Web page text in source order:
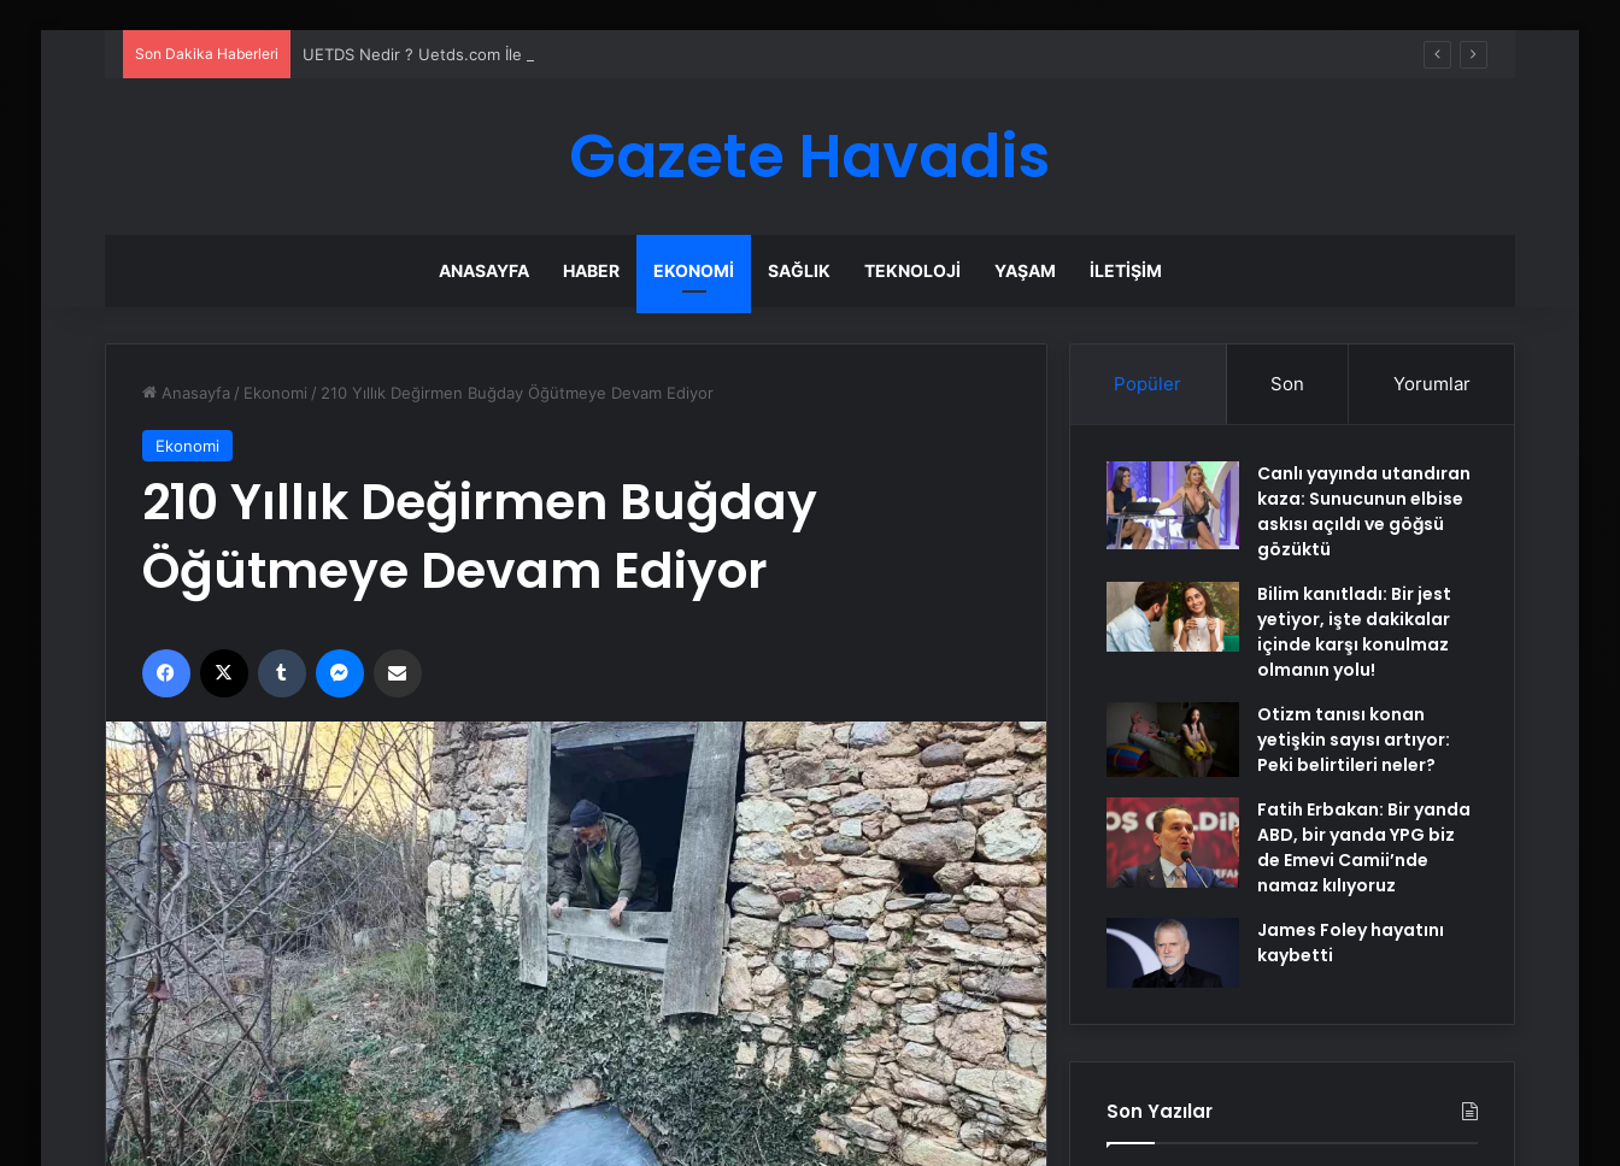
Son Dakika Haberleri UETDS Nedir ? Uetds.com İle Akıllı Dijital Taşımacılık Yazılımı
Gazete Havadis
ANASAYFA HABER EKONOMI SAĞLIK TEKNOLOJI YAŞAM İLETIŞIM
Anasayfa / Ekonomi / 210 Yıllık Değirmen Buğday Öğütmeye Devam Ediyor
Ekonomi
210 Yıllık Değirmen Buğday
Öğütmeye Devam Ediyor
Facebook Tumblr
Popüler Son Yorumlar
Canlı yayında utandıran
kaza: Sunucunun elbise
askısı açıldı ve göğsü
gözüktü
Bilim kanıtladı: Bir jest
yetiyor, işte dakikalar
içinde karşı konulmaz
olmanın yolu!
Otizm tanısı konan
yetişkin sayısı artıyor:
Peki belirtileri neler?
Fatih Erbakan: Bir yanda
ABD, bir yanda YPG biz
de Emevi Camii’nde
namaz kılıyoruz
James Foley hayatını
kaybetti
Son Yazılar